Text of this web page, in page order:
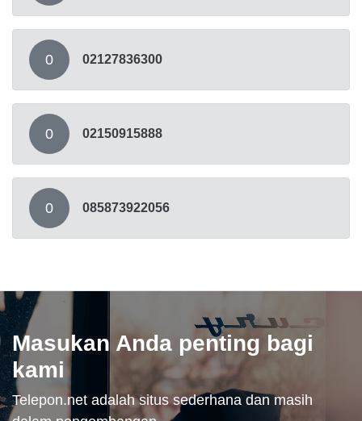
0 02127836300
0 02150915888
0 085873922056
Masukan Anda penting bagi
kami
Telepon.net adalah situs sederhana dan masih